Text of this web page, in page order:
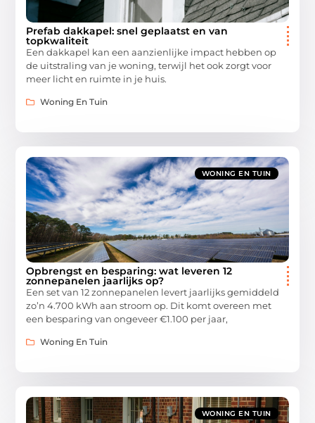
Prefab dakkapel: snel geplaatst en van
topkwaliteit
Een dakkapel kan een aanzienlijke impact hebben op
de uitstraling van je woning, terwijl het ook zorgt voor
meer licht en ruimte in je huis.
Woning En Tuin
WONING EN TUIN
Opbrengst en besparing: wat leveren 12
zonnepanelen jaarlijks op?
Een set van 12 zonnepanelen levert jaarlijks gemiddeld
zo’n 4.700 kWh aan stroom op. Dit komt overeen met
een besparing van ongeveer €1.100 per jaar,
Woning En Tuin
WONING EN TUIN